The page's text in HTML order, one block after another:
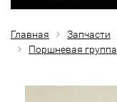
Главная Запчасти
Поршневая группа